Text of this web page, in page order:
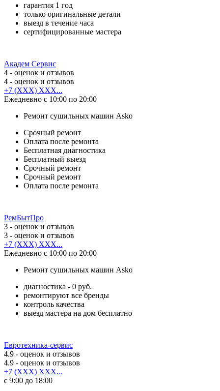
гарантия 1 год
только оригинальные детали
выезд в течение часа
сертифицированные мастера
Академ Сервис
4 - оценок и отзывов
4 - оценок и отзывов
+7 (XXX) XXX...
Ежедневно с 10:00 по 20:00
Ремонт сушильных машин Asko
Срочный ремонт
Оплата после ремонта
Бесплатная диагностика
Бесплатный выезд
Срочный ремонт
Срочный ремонт
Оплата после ремонта
РемБытПро
3 - оценок и отзывов
3 - оценок и отзывов
+7 (XXX) XXX...
Ежедневно с 10:00 по 20:00
Ремонт сушильных машин Asko
диагностика - 0 руб.
ремонтируют все бренды
контроль качества
выезд мастера на дом бесплатно
Евротехника-сервис
4.9 - оценок и отзывов
4.9 - оценок и отзывов
+7 (XXX) XXX...
с 9:00 до 18:00